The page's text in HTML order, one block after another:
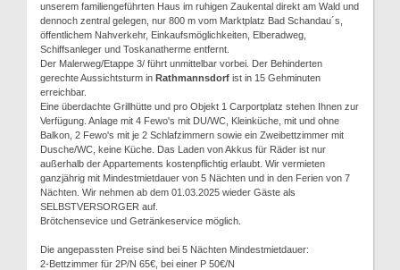
unserem familiengeführten Haus im ruhigen Zaukental direkt am Wald und
dennoch zentral gelegen, nur 800 m vom Marktplatz Bad Schandau´s,
öffentlichem Nahverkehr, Einkaufsmöglichkeiten, Elberadweg,
Schiffsanleger und Toskanatherme entfernt.
Der Malerweg/Etappe 3/ führt unmittelbar vorbei. Der Behinderten
gerechte Aussichtsturm in Rathmannsdorf ist in 15 Gehminuten
erreichbar.
Eine überdachte Grillhütte und pro Objekt 1 Carportplatz stehen Ihnen zur
Verfügung. Anlage mit 4 Fewo's mit DU/WC, Kleinküche, mit und ohne
Balkon, 2 Fewo's mit je 2 Schlafzimmern sowie ein Zweibettzimmer mit
Dusche/WC, keine Küche. Das Laden von Akkus für Räder ist nur
außerhalb der Appartements kostenpflichtig erlaubt. Wir vermieten
ganzjährig mit Mindestmietdauer von 5 Nächten und in den Ferien von 7
Nächten. Wir nehmen ab dem 01.03.2025 wieder Gäste als
SELBSTVERSORGER auf.
Brötchensevice und Getränkeservice möglich.
Die angepassten Preise sind bei 5 Nächten Mindestmietdauer:
2-Bettzimmer für 2P/N 65€, bei einer P 50€/N